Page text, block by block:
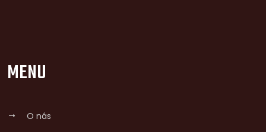
MENU
O nás